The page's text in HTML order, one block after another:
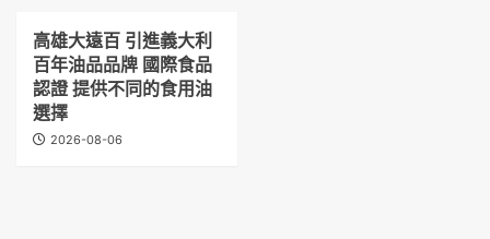
高雄大遠百 引進義大利
百年油品品牌 國際食品
認證 提供不同的食用油
選擇
2026-08-06